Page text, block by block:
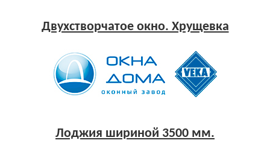
Двухстворчатое окно. Хрущевка
Лоджия шириной 3500 мм.